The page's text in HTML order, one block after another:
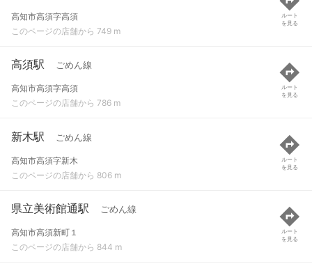
高知市高須字高須
このページの店舗から 749 m
ルート
を見る
高須駅 ごめん線
高知市高須字高須
このページの店舗から 786 m
ルート
を見る
新木駅 ごめん線
高知市高須字新木
このページの店舗から 806 m
ルート
を見る
県立美術館通駅 ごめん線
高知市高須新町１
このページの店舗から 844 m
ルート
を見る